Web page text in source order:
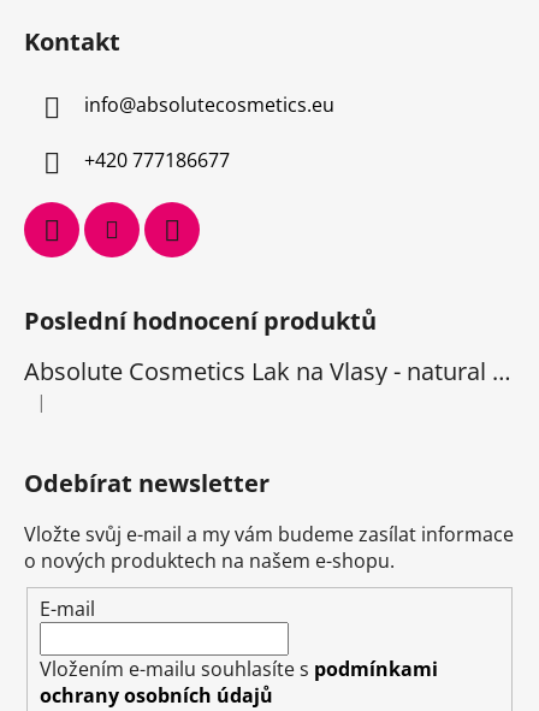
Kontakt
info@absolutecosmetics.eu
+420 777186677
Poslední hodnocení produktů
Absolute Cosmetics Lak na Vlasy - natural 1000 ml
Hodnocení produktu je 5 z 5 hvězdiček.
|
Odebírat newsletter
Vložte svůj e-mail a my vám budeme zasílat informace
o nových produktech na našem e-shopu.
E-mail
Vložením e-mailu souhlasíte s podmínkami
ochrany osobních údajů